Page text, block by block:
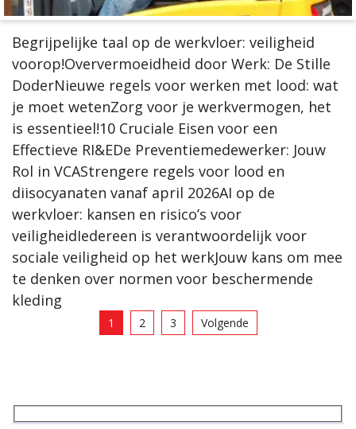
Begrijpelijke taal op de werkvloer: veiligheid
voorop!Oververmoeidheid door Werk: De Stille
DoderNieuwe regels voor werken met lood: wat
je moet wetenZorg voor je werkvermogen, het
is essentieel!10 Cruciale Eisen voor een
Effectieve RI&EDe Preventiemedewerker: Jouw
Rol in VCAStrengere regels voor lood en
diisocyanaten vanaf april 2026AI op de
werkvloer: kansen en risico’s voor
veiligheidIedereen is verantwoordelijk voor
sociale veiligheid op het werkJouw kans om mee
te denken over normen voor beschermende
kleding
1 2 3 Volgende